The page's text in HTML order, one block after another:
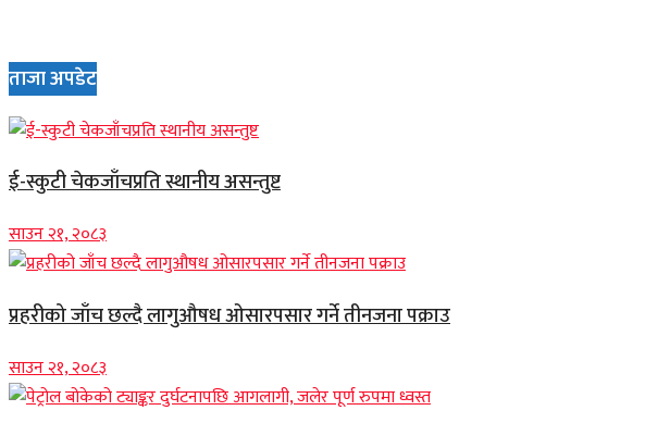
ताजा अपडेट
ई-स्कुटी चेकजाँचप्रति स्थानीय असन्तुष्ट
साउन २१, २०८३
प्रहरीको जाँच छल्दै लागुऔषध ओसारपसार गर्ने तीनजना पक्राउ
साउन २१, २०८३